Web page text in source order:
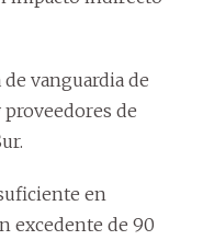
vanguardia de
proveedores de
en
excedente de 90